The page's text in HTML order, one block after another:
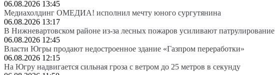
06.08.2026 13:45
Медиахолдинг ОМЕДИА! исполнил мечту юного сургутянина
06.08.2026 13:17
В Нижневартовском районе из-за лесных пожаров усиливают патрулирование
06.08.2026 12:45
Власти Югры продают недостроенное здание «Газпром переработки»
06.08.2026 12:15
На Югру надвигается сильная гроза с ветром до 25 метров в секунду